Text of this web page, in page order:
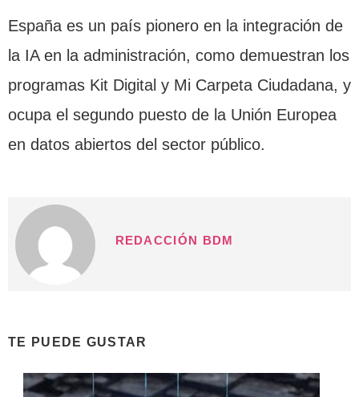
España es un país pionero en la integración de
la IA en la administración, como demuestran los
programas Kit Digital y Mi Carpeta Ciudadana, y
ocupa el segundo puesto de la Unión Europea
en datos abiertos del sector público.
REDACCIÓN BDM
TE PUEDE GUSTAR